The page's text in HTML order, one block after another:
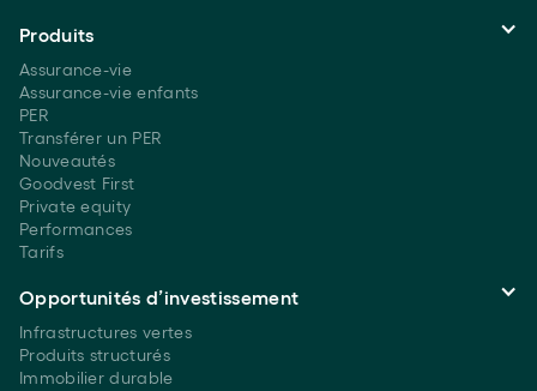
Produits
Assurance-vie
Assurance-vie enfants
PER
Transférer un PER
Nouveautés
Goodvest First
Private equity
Performances
Tarifs
Opportunités d’investissement
Infrastructures vertes
Produits structurés
Immobilier durable